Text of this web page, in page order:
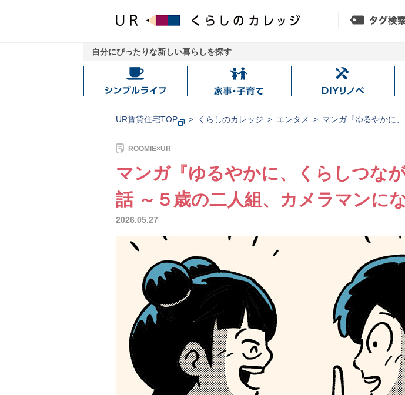
自分にぴったりな新しい暮らしを探す
シ
プ
フ
家
子
DIY
ノ
UR賃貸住宅TOP くらしのカレッジ エンタメ マンガ『ゆるやかに
ROOMIE×UR
マンガ『ゆるやかに、くらしつな
話 ～５歳の二人組、カメラマンに
2026.05.27